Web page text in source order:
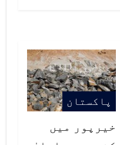
پاکسان نے
کو فروغ دیا،
کرکے
ان کے مقدس
بخشا جو کہ ان
پاکستان
خیرپور میں